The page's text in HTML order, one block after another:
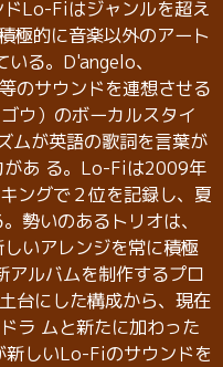
Lo-Fiはジャンルを超え
極的に音楽以外のアート
る。D'angelo、
のサウンドを連想させる
ウ）のボーカルスタイ
ムが英語の歌詞を言葉が
があ る。Lo-Fiは2009年
ングで２位を記録し、夏
勢いのあるトリオは、
いアレンジを常に積極
アルバムを制作するプロ
台にした構成から、現在
ラ ムと新たに加わった
しいLo-Fiのサウンドを